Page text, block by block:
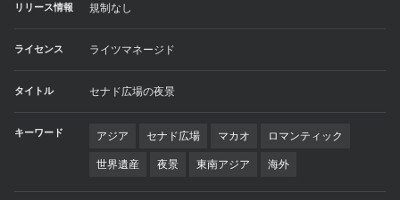
リリース情報 規制なし
ライセンス ライツマネージド
タイトル セナド広場の夜景
キーワード アジア セナド広場 マカオ ロマンティック
世界遺産 夜景 東南アジア 海外